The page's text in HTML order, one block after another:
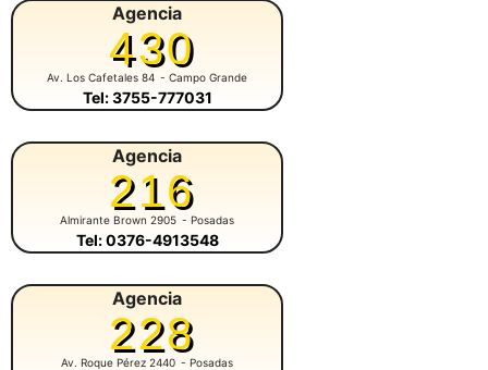
Agencia
430
Av. Los Cafetales 84 - Campo Grande
Tel: 3755-777031
Agencia
216
Almirante Brown 2905 - Posadas
Tel: 0376-4913548
Agencia
228
Av. Roque Pérez 2440 - Posadas